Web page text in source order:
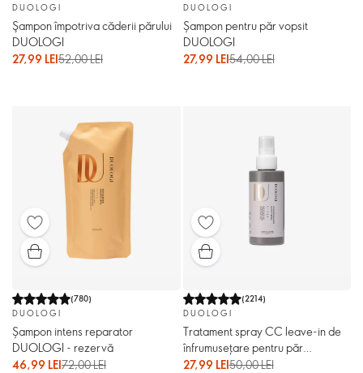
DUOLOGI
Şampon împotriva căderii părului
DUOLOGI
27,99 LEI52,00 LEI
DUOLOGI
Șampon pentru păr vopsit
DUOLOGI
27,99 LEI54,00 LEI
(780)
DUOLOGI
Șampon intens reparator
DUOLOGI - rezervă
46,99 LEI72,00 LEI
(2214)
DUOLOGI
Tratament spray CC leave-in de
înfrumuseţare pentru păr
DUOLOGI
27,99 LEI50,00 LEI